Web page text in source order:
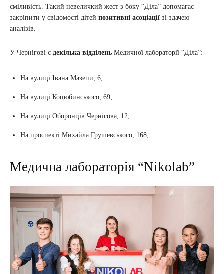
сміливість. Такий невеличкий жест з боку “Діла” допомагає
закріпити у свідомості дітей позитивні асоціації зі здачею
аналізів.
У Чернігові є декілька відділень Медичної лабораторії “Діла”:
На вулиці Івана Мазепи, 6;
На вулиці Коцюбинського, 69;
На вулиці Оборонців Чернігова, 12;
На проспекті Михайла Грушевського, 168;
Медична лабораторія “Nikolab”